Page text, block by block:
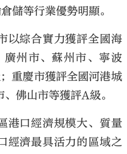
儲等行業優勢明顯。
以綜合實力獲評全國海
州市、蘇州市、寧波
重慶市獲評全國河港城
佛山市等獲評A級。
港口經濟規模大、質量
經濟最具活力的區域之